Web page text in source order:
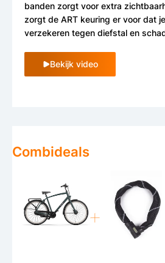
Combideals
banden zorgt voor extra
zorgt de ART keuring er voor dat
verzekeren tegen diefstal en
Bekijk video